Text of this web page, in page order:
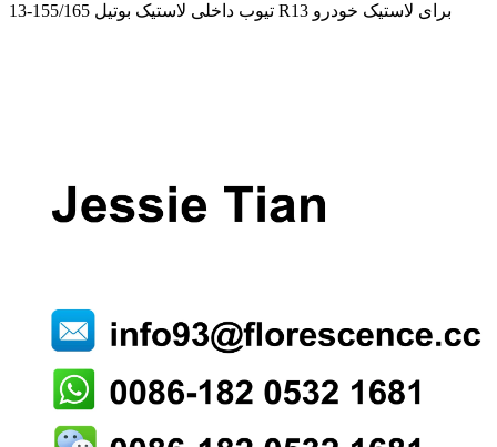
تیوب داخلی لاستیک بوتیل 155/165-13 R13 برای لاستیک خودرو